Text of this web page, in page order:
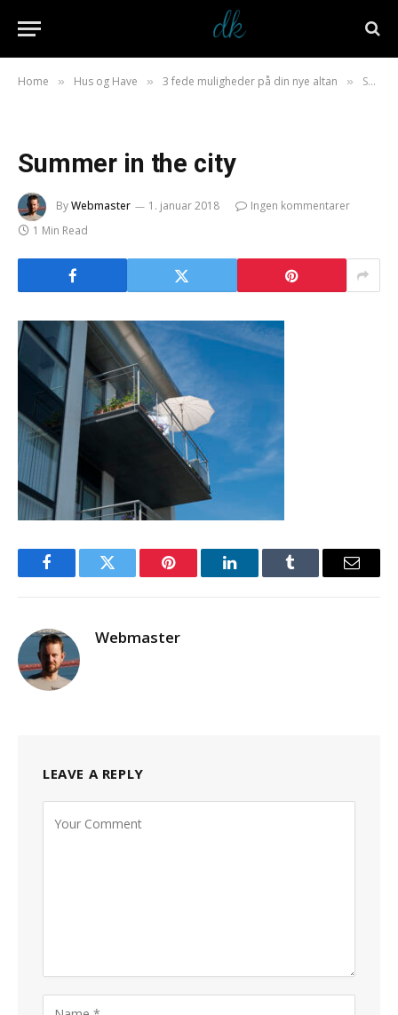
Home » Hus og Have » 3 fede muligheder på din nye altan » Summer in the city
Summer in the city
ByWebmaster 1. januar 2018
Ingen kommentarer
1 Min Read
FacebookTwitter Pinterest LinkedInTumblr Email
Webmaster
LEAVE A REPLY